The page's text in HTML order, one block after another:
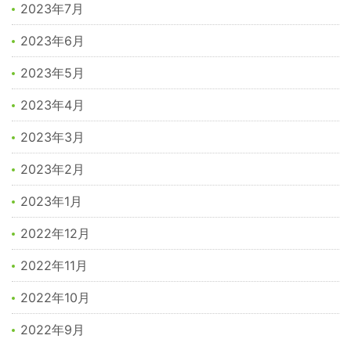
2023年7月
2023年6月
2023年5月
2023年4月
2023年3月
2023年2月
2023年1月
2022年12月
2022年11月
2022年10月
2022年9月